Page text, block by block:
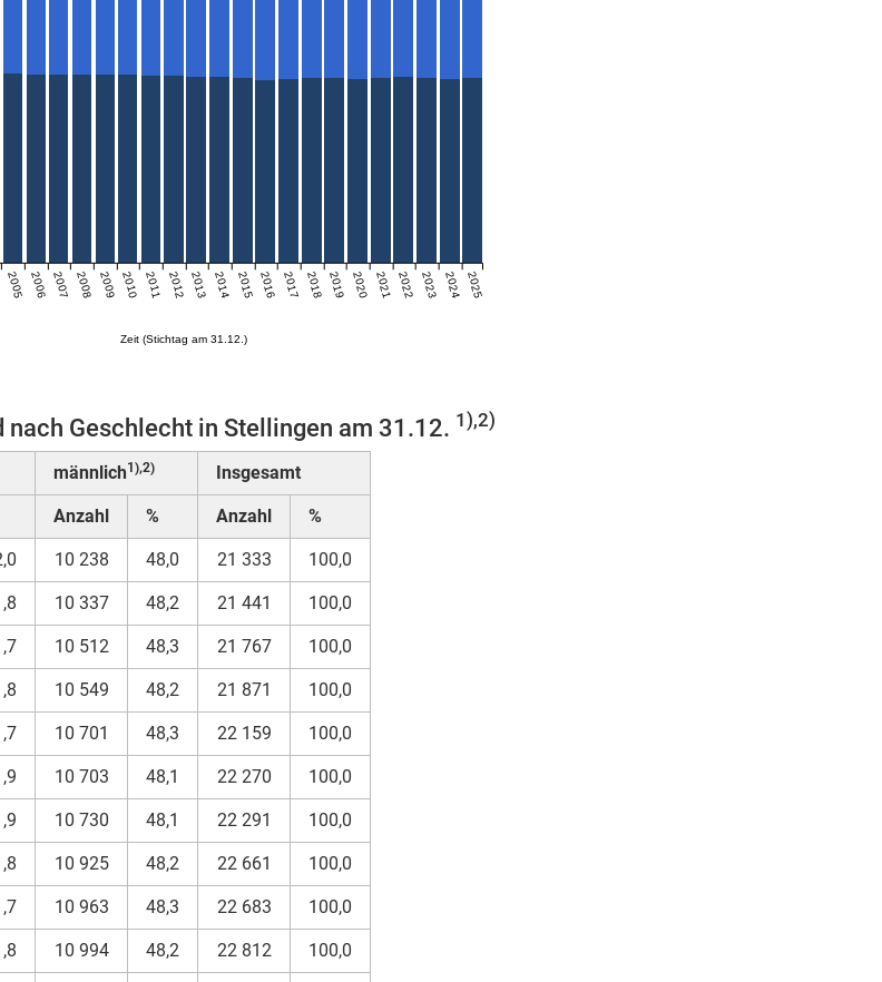
Zeit (Stichtag am 31.12.)
2005 2006 2007 2008 2009 2010 2011 2012 2013 2014 2015 2016 2017 2018 2019 2020 2021 2022 2023 2024 2025
nach Geschlecht in Stellingen am 31.12. 1),2)
männlich1),2) Insgesamt
Anzahl % Anzahl %
10 238 48,0 21 333 100,0
10 337 48,2 21 441 100,0
10 512 48,3 21 767 100,0
10 549 48,2 21 871 100,0
10 701 48,3 22 159 100,0
10 703 48,1 22 270 100,0
10 730 48,1 22 291 100,0
10 925 48,2 22 661 100,0
10 963 48,3 22 683 100,0
10 994 48,2 22 812 100,0